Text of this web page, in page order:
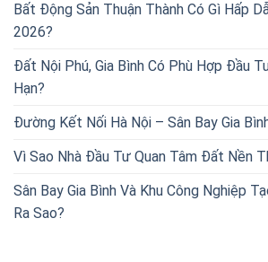
Bất Động Sản Thuận Thành Có Gì Hấp
2026?
Đất Nội Phú, Gia Bình Có Phù Hợp Đầu
Hạn?
Đường Kết Nối Hà Nội – Sân Bay Gia
Vì Sao Nhà Đầu Tư Quan Tâm Đất Nền
Sân Bay Gia Bình Và Khu Công Nghiệp
Ra Sao?